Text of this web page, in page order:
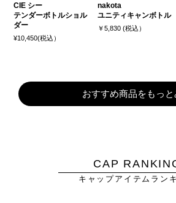
CIE シー
テンダーボトルショル
ダー
¥10,450(税込）
nakota
ユニティキャンボトル
￥5,830 (税込）
おすすめ商品をもっと
CAP
キャップアイテムラン